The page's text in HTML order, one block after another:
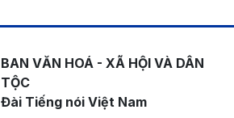
BAN VĂN HOÁ - XÃ HỘI VÀ DÂN
TỘC
Đài Tiếng nói Việt Nam